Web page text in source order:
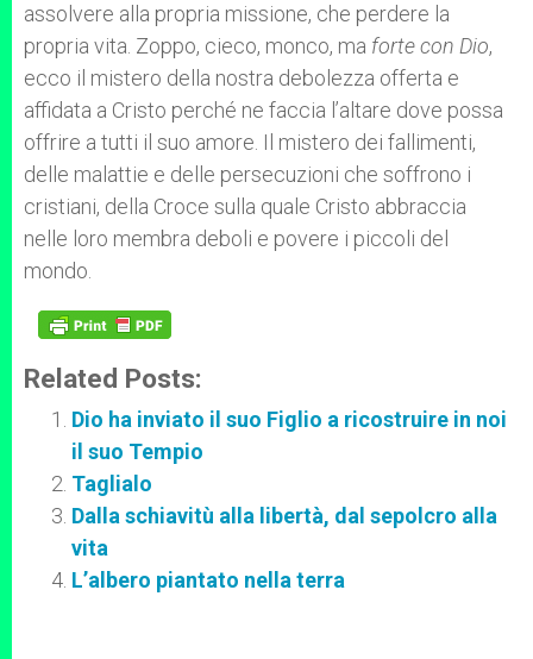
assolvere alla propria missione, che perdere la
propria vita. Zoppo, cieco, monco, ma forte con Dio,
ecco il mistero della nostra debolezza offerta e
affidata a Cristo perché ne faccia l’altare dove possa
offrire a tutti il suo amore. Il mistero dei fallimenti,
delle malattie e delle persecuzioni che soffrono i
cristiani, della Croce sulla quale Cristo abbraccia
nelle loro membra deboli e povere i piccoli del
mondo.
Related Posts:
Dio ha inviato il suo Figlio a ricostruire in noi
il suo Tempio
Taglialo
Dalla schiavitù alla libertà, dal sepolcro alla
vita
L’albero piantato nella terra